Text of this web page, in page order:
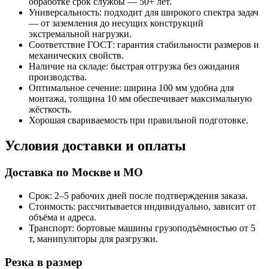
Универсальность: подходит для широкого спектра задач
— от заземления до несущих конструкций
экстремальной нагрузки.
Соответствие ГОСТ: гарантия стабильности размеров и
механических свойств.
Наличие на складе: быстрая отгрузка без ожидания
производства.
Оптимальное сечение: ширина 100 мм удобна для
монтажа, толщина 10 мм обеспечивает максимальную
жёсткость.
Хорошая свариваемость при правильной подготовке.
Условия доставки и оплаты
Доставка по Москве и МО
Срок: 2–5 рабочих дней после подтверждения заказа.
Стоимость: рассчитывается индивидуально, зависит от
объёма и адреса.
Транспорт: бортовые машины грузоподъёмностью от 5
т, манипуляторы для разгрузки.
Резка в размер